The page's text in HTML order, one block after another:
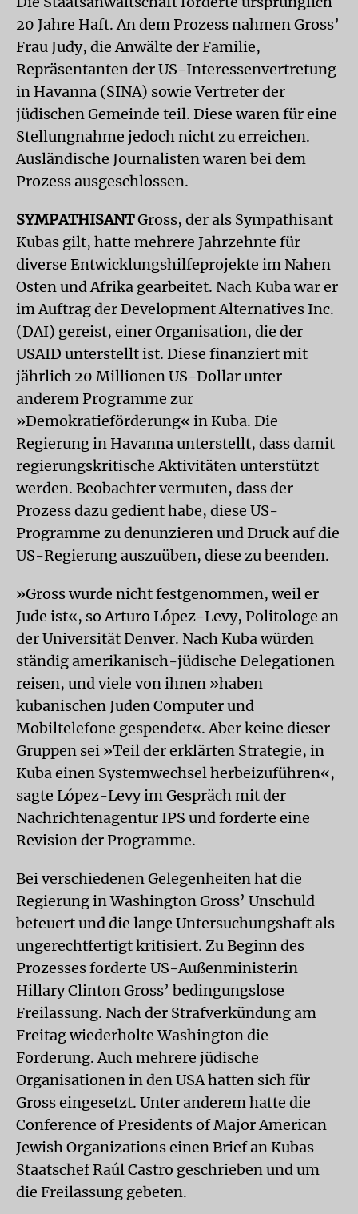
20 Jahre Haft. An dem Prozess nahmen Gross’
Frau Judy, die Anwälte der Familie,
Repräsentanten der US-Interessenvertretung
in Havanna (SINA) sowie Vertreter der
jüdischen Gemeinde teil. Diese waren für eine
Stellungnahme jedoch nicht zu erreichen.
Ausländische Journalisten waren bei dem
Prozess ausgeschlossen.
SYMPATHISANTGross, der als Sympathisant
Kubas gilt, hatte mehrere Jahrzehnte für
diverse Entwicklungshilfeprojekte im Nahen
Osten und Afrika gearbeitet. Nach Kuba war er
im Auftrag der Development Alternatives Inc.
(DAI) gereist, einer Organisation, die der
USAID unterstellt ist. Diese finanziert mit
jährlich 20 Millionen US-Dollar unter
anderem Programme zur
»Demokratieförderung« in Kuba. Die
Regierung in Havanna unterstellt, dass damit
regierungskritische Aktivitäten unterstützt
werden. Beobachter vermuten, dass der
Prozess dazu gedient habe, diese US-
Programme zu denunzieren und Druck auf die
US-Regierung auszuüben, diese zu beenden.
»Gross wurde nicht festgenommen, weil er
Jude ist«, so Arturo López-Levy, Politologe an
der Universität Denver. Nach Kuba würden
ständig amerikanisch-jüdische Delegationen
reisen, und viele von ihnen »haben
kubanischen Juden Computer und
Mobiltelefone gespendet«. Aber keine dieser
Gruppen sei »Teil der erklärten Strategie, in
Kuba einen Systemwechsel herbeizuführen«,
sagte López-Levy im Gespräch mit der
Nachrichtenagentur IPS und forderte eine
Revision der Programme.
Bei verschiedenen Gelegenheiten hat die
Regierung in Washington Gross’ Unschuld
beteuert und die lange Untersuchungshaft als
ungerechtfertigt kritisiert. Zu Beginn des
Prozesses forderte US-Außenministerin
Hillary Clinton Gross’ bedingungslose
Freilassung. Nach der Strafverkündung am
Freitag wiederholte Washington die
Forderung. Auch mehrere jüdische
Organisationen in den USA hatten sich für
Gross eingesetzt. Unter anderem hatte die
Conference of Presidents of Major American
Jewish Organizations einen Brief an Kubas
Staatschef Raúl Castro geschrieben und um
die Freilassung gebeten.